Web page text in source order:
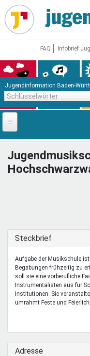
Direkt
zum
Inhalt
FAQ Infobrief
Jugendinformation Baden-
Startseite
News
Jugendnetz
Schule & Beruf
Demokratie & Beteiligung
Ausblenden
Steckbrief
Aufgabe der Musikschule
Begabungen frühzeitig zu
soll sie eine vorberufliche
Instrumentalisten aus für
Institutionen. Sie
umrahmt Feste und
Ausblenden
Adresse